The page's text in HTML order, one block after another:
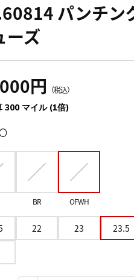
パンチン
ーズ
円 （税込）
300 マイル (1倍)
BR OFWH
22 23 23.5